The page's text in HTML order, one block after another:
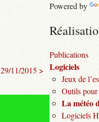
29/11/2015 >
Powered by
Publications
Logiciels
Jeux de
Outils
La météo
Logiciels